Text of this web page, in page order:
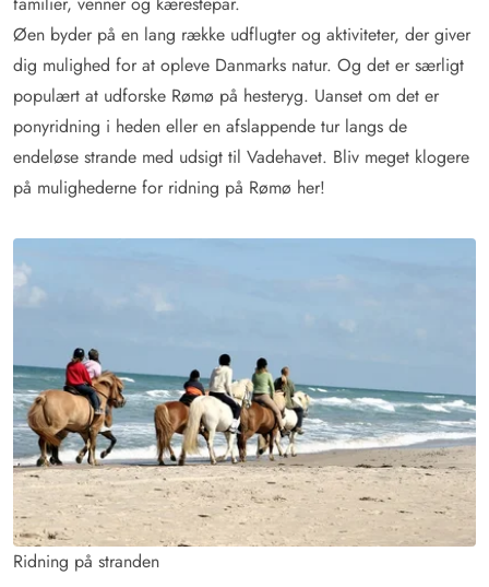
Øen byder på en lang række udflugter og aktiviteter, der giver
dig mulighed for at opleve Danmarks natur. Og det er særligt
populært at udforske Rømø på hesteryg. Uanset om det er
ponyridning i heden eller en afslappende tur langs de
endeløse strande med udsigt til Vadehavet. Bliv meget klogere
på mulighederne for ridning på Rømø her!
Ridning på stranden